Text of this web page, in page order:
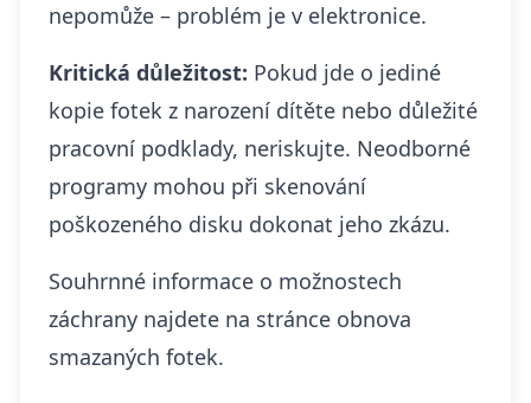
nepomůže – problém je v elektronice.
Kritická důležitost: Pokud jde o jediné
kopie fotek z narození dítěte nebo důležité
pracovní podklady, neriskujte. Neodborné
programy mohou při skenování
poškozeného disku dokonat jeho zkázu.
Souhrnné informace o možnostech
záchrany najdete na stránce obnova
smazaných fotek.